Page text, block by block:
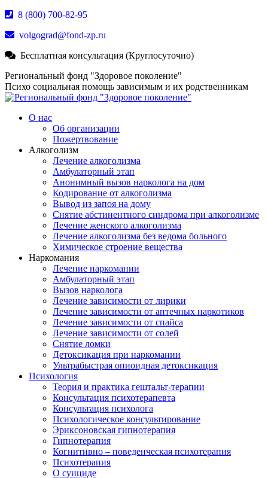
Перейти
содержанию
8 (800) 700-82-95
volgograd@fond-zp.ru
Бесплатная консультация (Круглосуточно)
Страница
Whatsapp
открывается
новом
Страница
Телеграм
открывается
новом
Страница
YouTube
открывается
новом
Региональный фонд "Здоровое поколение"
Психо социальная помощь зависимым и их родственникам
О нас
Об организации
Пожертвование
Алкоголизм
Лечение алкоголизма
Амбулаторный этап
Анонимный вызов нарколога на дом
Кодирование от алкоголизма
Вывод из запоя на дому
Снятие абстинентного синдрома при алкоголизме
Лечение женского алкоголизма
Лечение алкоголизма без ведома больного
Химическое строение вещества
Наркомания
Лечение наркомании
Амбулаторный этап
Вызов нарколога
Лечение зависимости от лирики
Лечение зависимости от аптечных наркотиков
Лечение зависимости от спайса
Лечение зависимости от солей
Снятие ломки
Детоксикация при наркомании
Ультрабыстрая опиоидная детоксикация
Психология
Теория и практика гештальт-терапии
Консультация психотерапевта
Консультация психолога
Психологическое консультирование
Эриксоновская гипнотерапия
Гипнотерапия
Когнитивно – поведенческая психотерапия
Психотерапия
О суициде